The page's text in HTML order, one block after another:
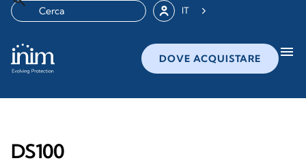
IT
DOVE ACQUISTARE menu
DS100